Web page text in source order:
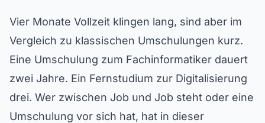
Vier Monate Vollzeit klingen lang, sind aber im
Vergleich zu klassischen Umschulungen kurz.
Eine Umschulung zum Fachinformatiker dauert
zwei Jahre. Ein Fernstudium zur Digitalisierung
drei. Wer zwischen Job und Job steht oder eine
Umschulung vor sich hat, hat in dieser